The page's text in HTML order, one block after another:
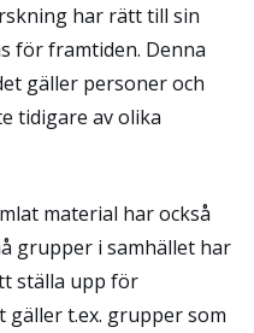
har rätt till sin
för framtiden. Denna
gäller personer och
tidigare av olika
material har också
grupper i samhället har
ställa upp för
t.ex. grupper som